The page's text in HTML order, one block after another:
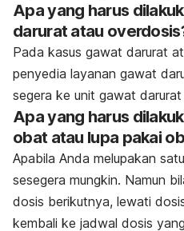
Apa yang harus
darurat atau
Pada kasus gawat darurat
penyedia layanan gawat
segera ke unit gawat
Apa yang harus
obat atau lupa pakai
Apabila Anda melupakan
sesegera mungkin. Namun
dosis berikutnya, lewati
kembali ke jadwal dosis